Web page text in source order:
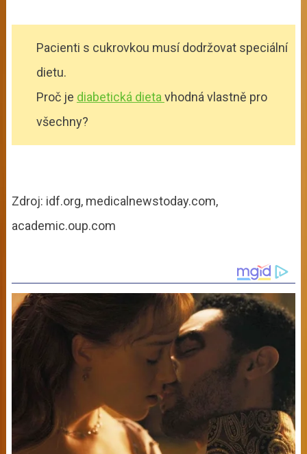
Pacienti s cukrovkou musí dodržovat speciální
dietu.
Proč je diabetická dieta vhodná vlastně pro
všechny?
Zdroj: idf.org, medicalnewstoday.com,
academic.oup.com